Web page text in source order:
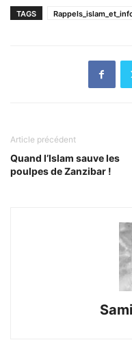
TAGS
Article précédent
Quand l’Islam sauve les
poulpes de Zanzibar !